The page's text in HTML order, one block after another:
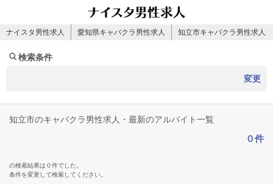
ナイスタ男性求人 愛知県キャバクラ男性求人 知立市キャバクラ男性求人
検索条件
変更
知立市のキャバクラ男性求人・最新のアルバイト一覧
０件
の検索結果は０件でした。
条件を変更して検索してください。